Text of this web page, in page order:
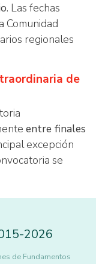
. Las fechas
Comunidad
regionales
de
entre finales
excepción
se
-2026
de Fundamentos